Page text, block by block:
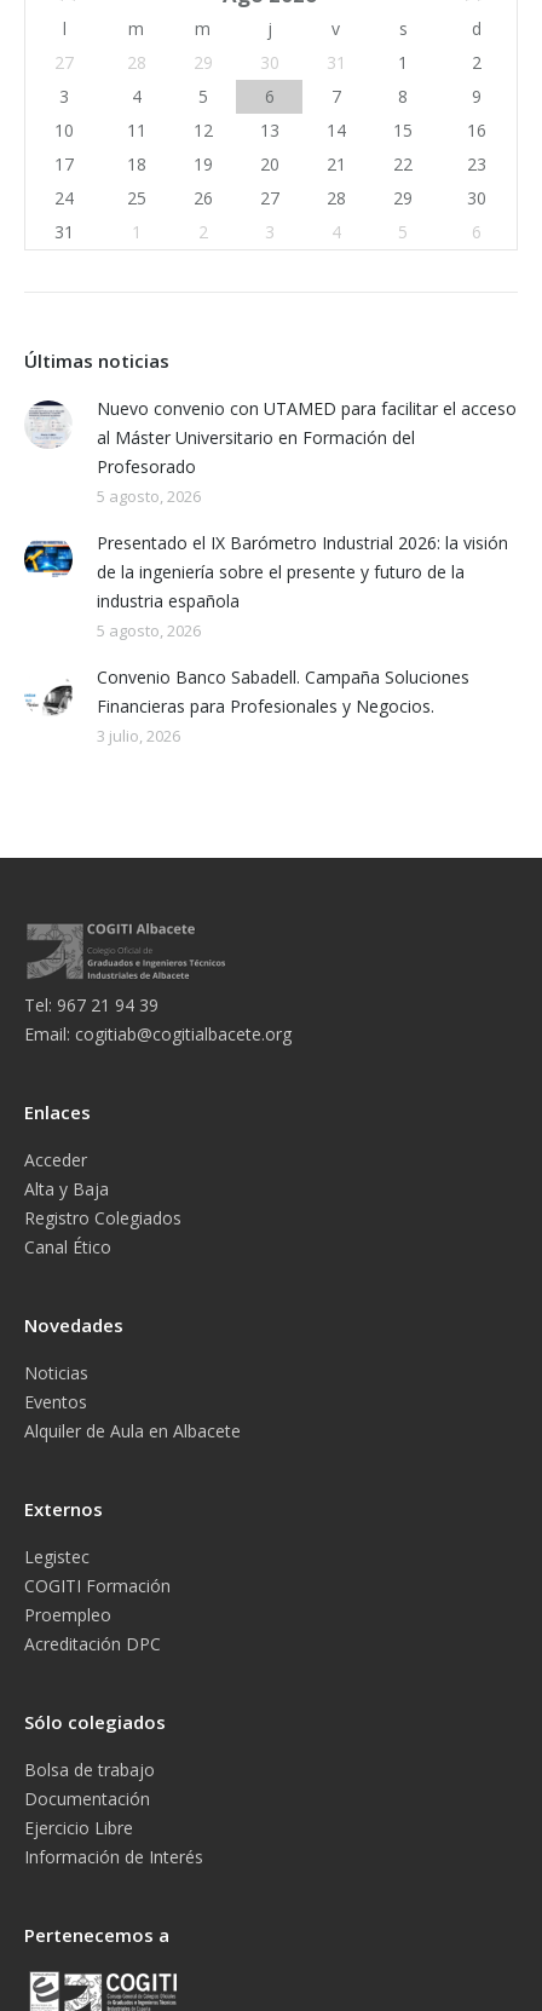
l m m j v s
d
27
28 29 30 31 1
2
3
4 5 6 7 8
9
10
11 12 13 14 15
16
17
18 19 20 21 22
23
24
25 26 27 28 29
30
31
1 2 3 4 5 6
Últimas noticias
Nuevo convenio con UTAMED para facilitar el acceso
al Máster Universitario en Formación del
Profesorado
5 agosto, 2026
Presentado el IX Barómetro Industrial 2026: la visión
de la ingeniería sobre el presente y futuro de la
industria española
5 agosto, 2026
Convenio Banco Sabadell. Campaña Soluciones
Financieras para Profesionales y Negocios.
3 julio, 2026
Tel: 967 21 94 39
Email: cogitiab@cogitialbacete.org
Enlaces
Acceder
Alta y Baja
Registro Colegiados
Canal Ético
Novedades
Noticias
Eventos
Alquiler de Aula en Albacete
Externos
Legistec
COGITI Formación
Proempleo
Acreditación DPC
Sólo colegiados
Bolsa de trabajo
Documentación
Ejercicio Libre
Información de Interés
Pertenecemos a